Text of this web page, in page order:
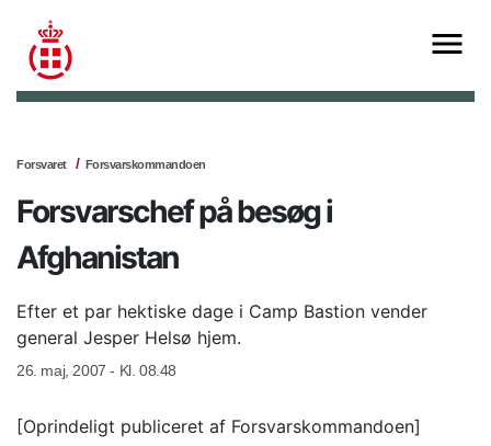
Forsvaret Forsvarskommandoen
Forsvarschef på besøg i
Afghanistan
Efter et par hektiske dage i Camp Bastion vender
general Jesper Helsø hjem.
26. maj, 2007 - Kl. 08.48
[Oprindeligt publiceret af Forsvarskommandoen]